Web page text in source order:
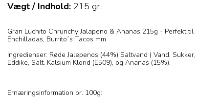
Vægt / Indhold: 215 gr.
Gran Luchito Chrunchy Jalapeno & Ananas 215g - Perfekt til
Enchilladas, Burrito´s Tacos mm.
Ingredienser: Røde Jalepenos (44%) Saltvand ( Vand, Sukker,
Eddike, Salt, Kalsium Klorid (E509), og Ananas (15%).
Ernæringsinformation pr. 100g: